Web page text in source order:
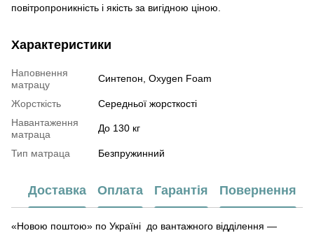
повітропроникність і якість за вигідною ціною.
Характеристики
Наповнення
матрацу
Синтепон, Oxygen Foam
Жорсткість
Середньої жорсткості
Навантаження
матраца
До 130 кг
Тип матраца Безпружинний
Доставка Оплата Гарантія Повернення
«Новою поштою» по Україні до вантажного відділення —